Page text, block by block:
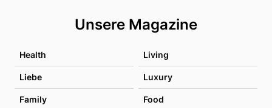
Unsere Magazine
Health Living
Liebe Luxury
Family Food